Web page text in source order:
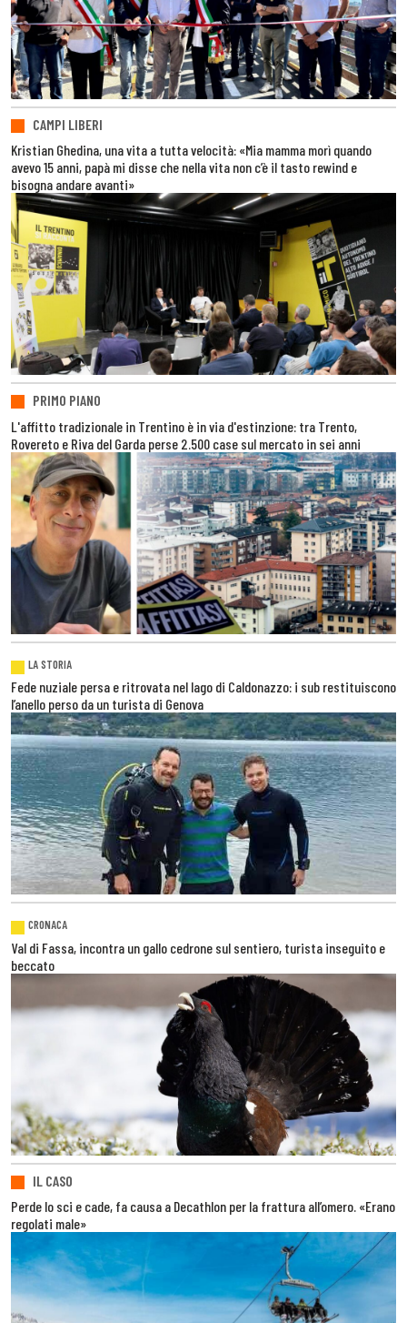
CAMPI LIBERI
Kristian Ghedina, una vita a tutta velocità: «Mia mamma morì quando
avevo 15 anni, papà mi disse che nella vita non c’è il tasto rewind e
bisogna andare avanti»
PRIMO PIANO
L'affitto tradizionale in Trentino è in via d'estinzione: tra Trento,
Rovereto e Riva del Garda perse 2.500 case sul mercato in sei anni
LA STORIA
Fede nuziale persa e ritrovata nel lago di Caldonazzo: i sub restituiscono
l’anello perso da un turista di Genova
CRONACA
Val di Fassa, incontra un gallo cedrone sul sentiero, turista inseguito e
beccato
IL CASO
Perde lo sci e cade, fa causa a Decathlon per la frattura all’omero. «Erano
regolati male»